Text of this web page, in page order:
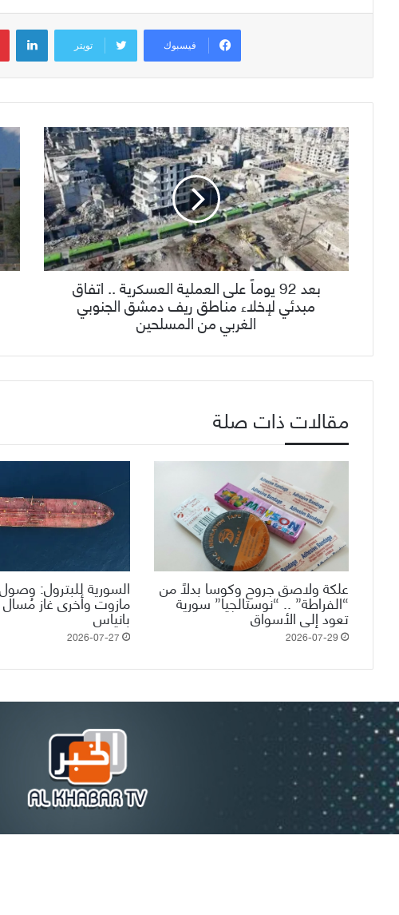
فيسبوك تويتر
لينكدإن
بعد 92 يوماً على العملية العسكرية .. اتفاق
مبدئي لإخلاء مناطق ريف دمشق الجنوبي
الغربي من المسلحين
مقالات ذات صلة
علكة ولاصق جروح وكوسا بدلاً من
“الفراطة” .. “نوستالجيا” سورية
تعود إلى الأسواق
2026-07-29
السورية للبترول:
مازوت وأخرى غاز
بانياس
2026-07-27